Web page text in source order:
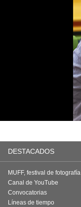
DESTACADOS
MUFF, festival de fotografía
Canal de YouTube
Convocatorias
Líneas de tiempo